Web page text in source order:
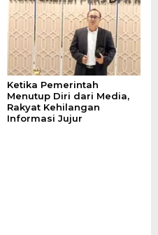
Ketika Pemerintah
Menutup Diri dari Media,
Rakyat Kehilangan
Informasi Jujur